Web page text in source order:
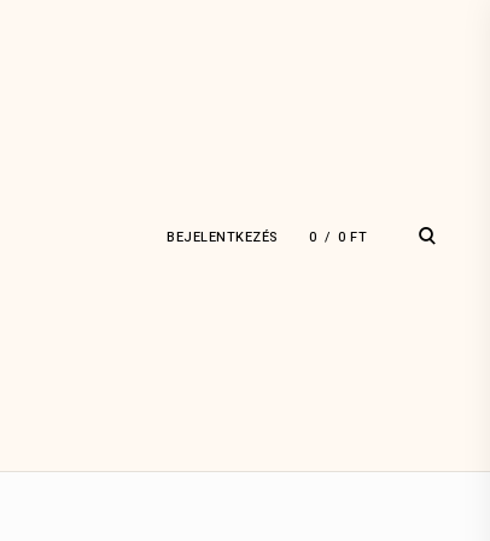
BEJELENTKEZÉS 0 0 FT
open